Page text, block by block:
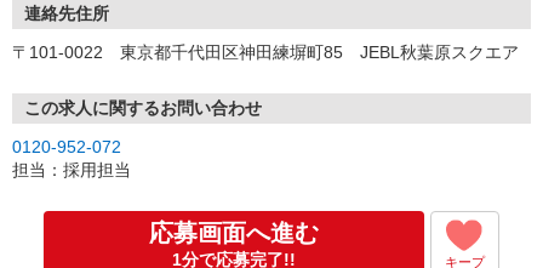
▼内定（面接後、最短翌営業日）
*当社より内定通知をお送りします。
*内定にご承諾いただけましたら、採用決定となります。
*当社の正社員としてご入社いただきます。
*辞令の授与、オリエンテーションをお受けいただきます。
▼配属先の決定（★）
*当社が配属先を決定します。
▼就業開始
*配属先にて、当社の派遣スタッフとしてご就業いただきます。
連絡先住所
〒101-0022 東京都千代田区神田練塀町85 JEBL秋葉原スクエア
この求人に関するお問い合わせ
0120-952-072
担当：採用担当
応募画面へ進む
1分で応募完了!! キープ